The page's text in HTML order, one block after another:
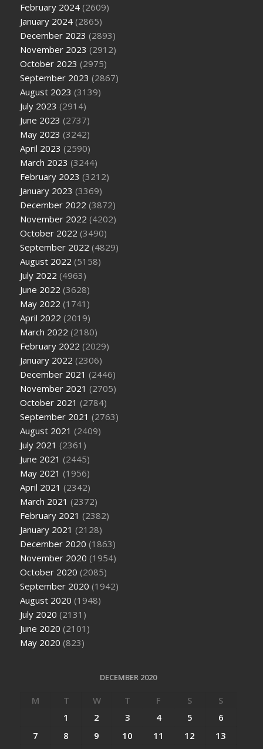
February 2024 (2609)
January 2024 (2865)
December 2023 (2893)
November 2023 (2912)
October 2023 (2975)
September 2023 (2867)
August 2023 (3139)
July 2023 (2914)
June 2023 (2737)
May 2023 (3242)
April 2023 (2590)
March 2023 (3244)
February 2023 (3212)
January 2023 (3369)
December 2022 (3872)
November 2022 (4202)
October 2022 (3490)
September 2022 (4829)
August 2022 (5158)
July 2022 (4963)
June 2022 (3628)
May 2022 (1741)
April 2022 (2019)
March 2022 (2180)
February 2022 (2029)
January 2022 (2306)
December 2021 (2446)
November 2021 (2705)
October 2021 (2784)
September 2021 (2763)
August 2021 (2409)
July 2021 (2361)
June 2021 (2445)
May 2021 (1956)
April 2021 (2342)
March 2021 (2372)
February 2021 (2382)
January 2021 (2128)
December 2020 (1863)
November 2020 (1954)
October 2020 (2085)
September 2020 (1942)
August 2020 (1948)
July 2020 (2131)
June 2020 (2101)
May 2020 (823)
DECEMBER 2020
M T W T F S
S
1
2 3 4 5
6
7
8 9 10 11 12
13